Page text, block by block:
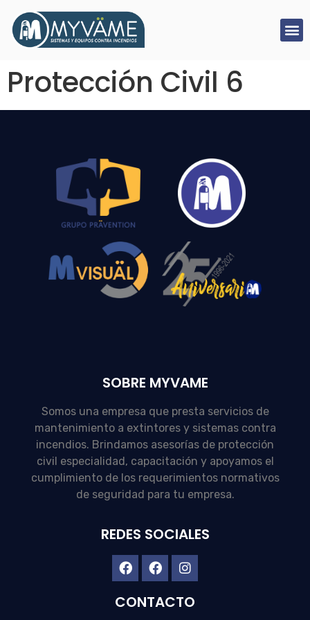
Protección Civil 6
SOBRE MYVAME
Somos una empresa que presta servicios de
mantenimiento a extintores y sistemas contra
incendios. Brindamos asesorías de protección
civil especialidad, capacitación y apoyamos el
cumplimiento de los requerimientos normativos
de seguridad para tu empresa.
REDES SOCIALES
CONTACTO